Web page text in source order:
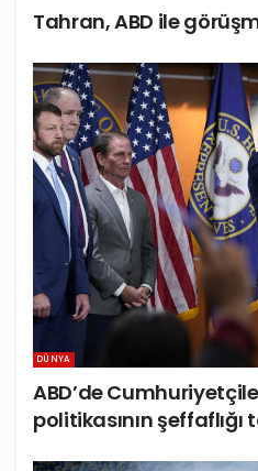
Tahran, ABD ile
DÜNYA
ABD’de
politikasının şeffaflığı